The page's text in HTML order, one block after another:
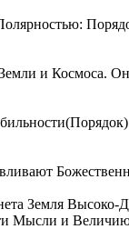
и Космоса.
Земля
Мысли и